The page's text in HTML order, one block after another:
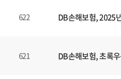
622 DB손해보험, 2025
621 DB손해보험, 초록